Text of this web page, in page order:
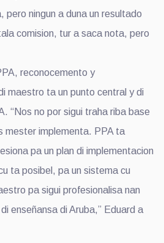
ningun a duna un resultado
comision, tur a saca nota, pero
reconocemento y
maestro ta un punto central y di
“Nos no por sigui traha riba base
mester implementa. PPA ta
pa un plan di implementacion
ta posibel, pa un sistema cu
pa sigui profesionalisa nan
enseñansa di Aruba,” Eduard a